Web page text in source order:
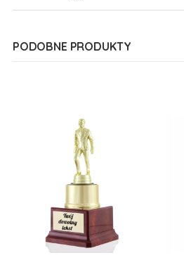
PODOBNE PRODUKTY